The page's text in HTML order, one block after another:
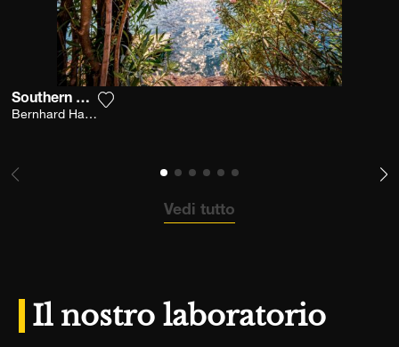
Southern Breeze
Bernhard Hartmann
Vedi tutto
Il nostro laboratorio